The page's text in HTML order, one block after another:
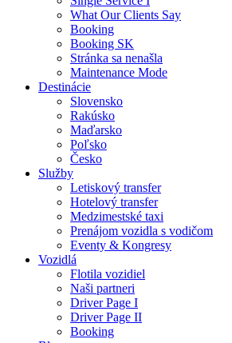
What Our Clients Say
Booking
Booking SK
Stránka sa nenašla
Maintenance Mode
Destinácie
Slovensko
Rakúsko
Maďarsko
Poľsko
Česko
Služby
Letiskový transfer
Hotelový transfer
Medzimestské taxi
Prenájom vozidla s vodičom
Eventy & Kongresy
Vozidlá
Flotila vozidiel
Naši partneri
Driver Page I
Driver Page II
Booking